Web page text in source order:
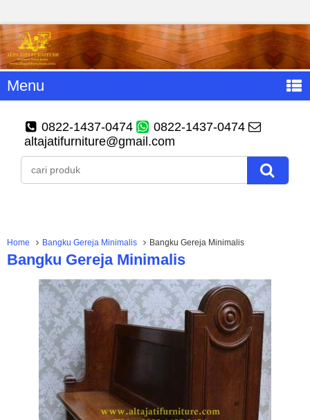
Menu
0822-1437-0474
0822-1437-0474
altajatifurniture@gmail.com
Home Bangku Gereja Minimalis Bangku Gereja Minimalis
Bangku Gereja Minimalis